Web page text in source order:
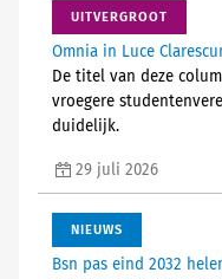
UITVERGROOT
Omnia in Luce
De titel van deze
vroegere
duidelijk.
29 juli 2026
NIEUWS
Bsn pas eind 2032